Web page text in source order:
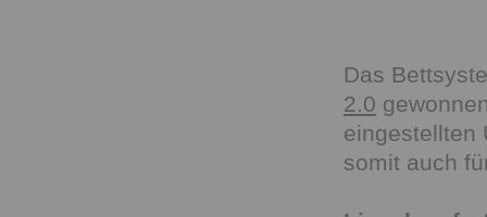
Das
2.0
eingestellten
somit auch